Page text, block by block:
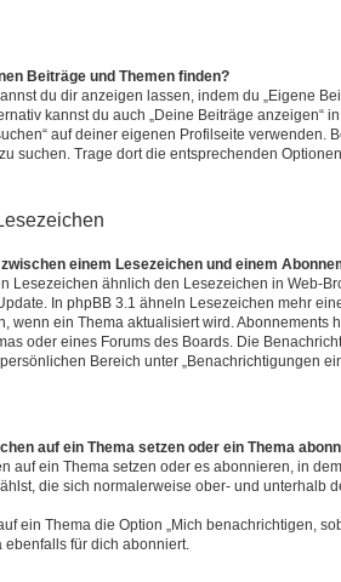
Beiträge und Themen finden?
du dir anzeigen lassen, indem du „Eigene
kannst du auch „Deine Beiträge anzeigen“
auf deiner eigenen Profilseite verwenden.
suchen. Trage dort die entsprechenden
einem Lesezeichen und einem
Lesezeichen ähnlich den Lesezeichen in Web-
In phpBB 3.1 ähneln Lesezeichen mehr
wenn ein Thema aktualisiert wird. Abonnements
oder eines Forums des Boards. Die
Bereich unter „Benachrichtigungen
auf ein Thema setzen oder ein Thema
auf ein Thema setzen oder es abonnieren, in
die sich normalerweise ober- und unterhalb
ein Thema die Option „Mich benachrichtigen,
für dich abonniert.